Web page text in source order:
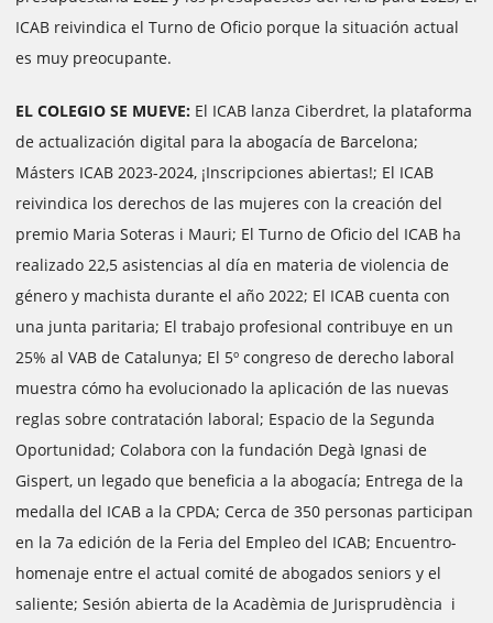
ICAB reivindica el Turno de Oficio porque la situación actual
es muy preocupante.
EL COLEGIO SE MUEVE: El ICAB lanza Ciberdret, la plataforma
de actualización digital para la abogacía de Barcelona;
Másters ICAB 2023-2024, ¡Inscripciones abiertas!; El ICAB
reivindica los derechos de las mujeres con la creación del
premio Maria Soteras i Mauri; El Turno de Oficio del ICAB ha
realizado 22,5 asistencias al día en materia de violencia de
género y machista durante el año 2022; El ICAB cuenta con
una junta paritaria; El trabajo profesional contribuye en un
25% al VAB de Catalunya; El 5º congreso de derecho laboral
muestra cómo ha evolucionado la aplicación de las nuevas
reglas sobre contratación laboral; Espacio de la Segunda
Oportunidad; Colabora con la fundación Degà Ignasi de
Gispert, un legado que beneficia a la abogacía; Entrega de la
medalla del ICAB a la CPDA; Cerca de 350 personas participan
en la 7a edición de la Feria del Empleo del ICAB; Encuentro-
homenaje entre el actual comité de abogados seniors y el
saliente; Sesión abierta de la Acadèmia de Jurisprudència i